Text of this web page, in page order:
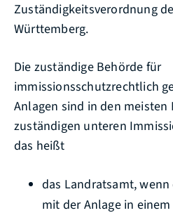
Zuständigkeitsverordnung
Württemberg.
Die zuständige Behörde für
immissionsschutzrechtlich
Anlagen sind in den
zuständigen unteren
das heißt
das Landratsamt,
mit der Anlage in